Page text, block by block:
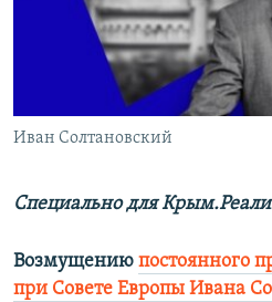
ПОБЕДИТЕЛЕЙ НЕ СУДЯТ?
КРЫМ.НЕПОКОРЕННЫЙ
УКРАИНСКАЯ ПРОБЛЕМА КРЫМА
ПРИСОЕДИНЯЙТЕСЬ!
Иван Солтановский
Специально для
Возмущению постоянного
при Совете Европы Ивана